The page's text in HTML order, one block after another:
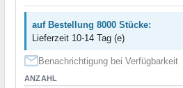
auf Bestellung 8000 Stücke:
Lieferzeit 10-14 Tag (e)
Benachrichtigung bei Verfügbarkeit
ANZAHL